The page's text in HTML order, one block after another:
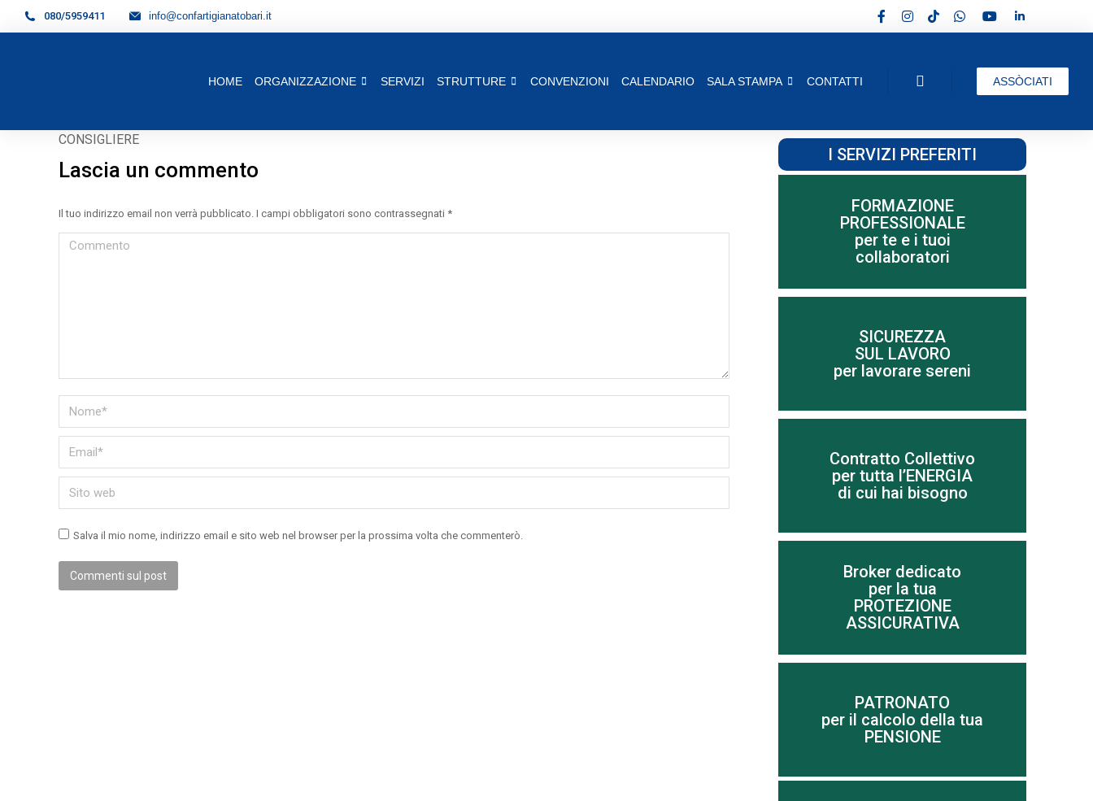
080/5959411 info@confartigianatobari.it
HOME ORGANIZZAZIONE SERVIZI STRUTTURE CONVENZIONI CALENDARIO SALA STAMPA CONTATTI ASSÒCIATI
CONSIGLIERE
Lascia un commento
Il tuo indirizzo email non verrà pubblicato. I campi obbligatori sono contrassegnati *
Commento
Nome *
Email *
Sito web
Salva il mio nome, indirizzo email e sito web nel browser per la prossima volta che commenterò.
Commenti sul post
I SERVIZI PREFERITI
FORMAZIONE
PROFESSIONALE
per te e i tuoi
collaboratori
Scopri di più
SICUREZZA
SUL LAVORO
per lavorare sereni
Scopri di più
Contratto Collettivo
per tutta l’ENERGIA
di cui hai bisogno
elettrica e gas
Scopri di più
Broker dedicato
per la tua
PROTEZIONE
ASSICURATIVA
Scopri di più
PATRONATO
per il calcolo della tua
PENSIONE
pensionati ed imprenditori
Scopri di più